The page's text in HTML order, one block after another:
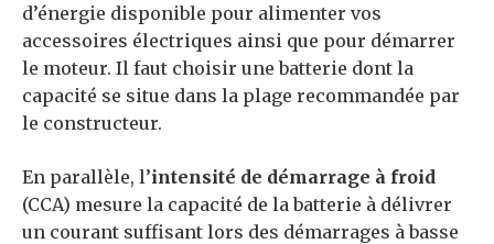
d’énergie disponible pour alimenter vos
accessoires électriques ainsi que pour démarrer
le moteur. Il faut choisir une batterie dont la
capacité se situe dans la plage recommandée par
le constructeur.
En parallèle, l’intensité de démarrage à froid
(CCA) mesure la capacité de la batterie à délivrer
un courant suffisant lors des démarrages à basse